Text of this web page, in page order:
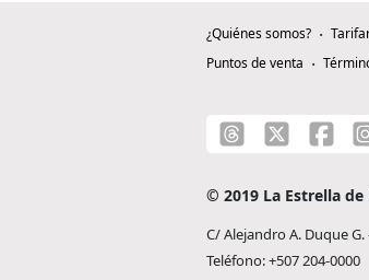
¿Quiénes somos?
Puntos de venta
© 2019 La Estrella de
C/ Alejandro A. Duque
Teléfono: +507 204-0000